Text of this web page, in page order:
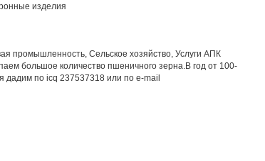
изделия
промышленность, Сельское хозяйство, Услуги АПК
большое количество пшеничного зерна.В год от 100-
дадим по icq 237537318 или по е-mail